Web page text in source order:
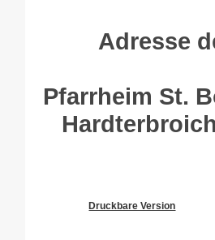
Adresse
Pfarrheim St.
Druckbare Version